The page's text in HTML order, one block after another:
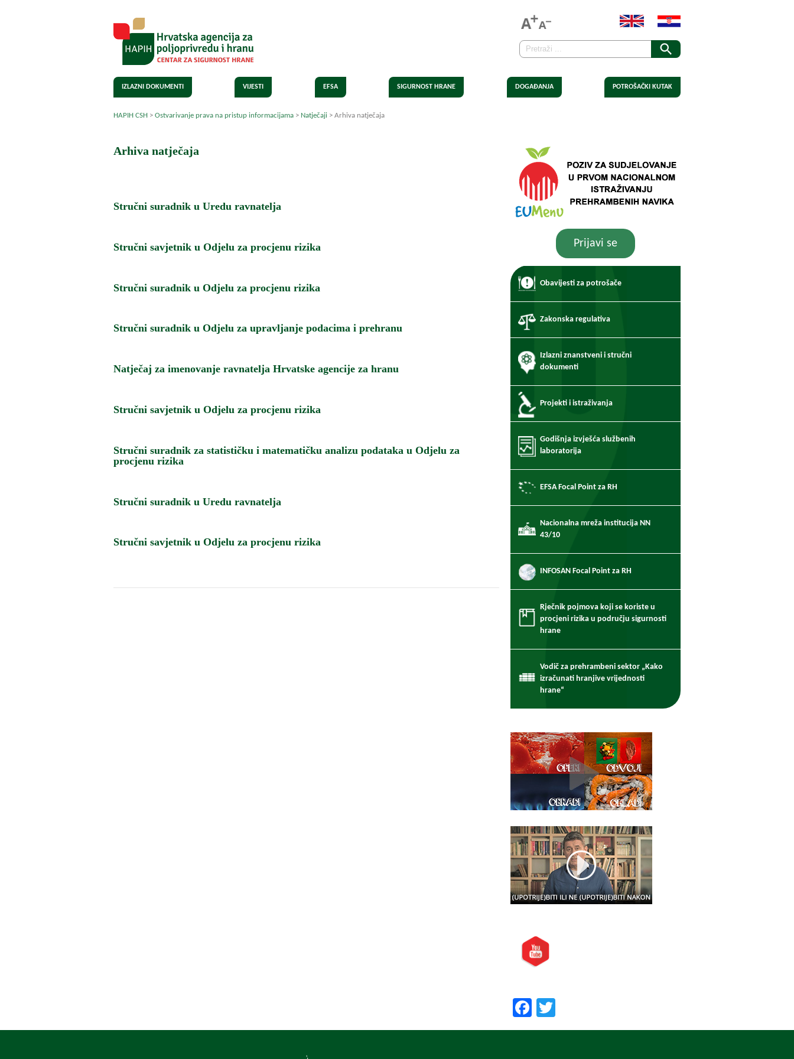
IZLAZNI DOKUMENTI VIJESTI EFSA SIGURNOST HRANE DOGAĐANJA POTROŠAČKI KUTAK
HAPIH CSH > Ostvarivanje prava na pristup informacijama > Natječaji > Arhiva natječaja
Arhiva natječaja
Stručni suradnik u Uredu ravnatelja
Stručni savjetnik u Odjelu za procjenu rizika
Stručni suradnik u Odjelu za procjenu rizika
Stručni suradnik u Odjelu za upravljanje podacima i prehranu
Natječaj za imenovanje ravnatelja Hrvatske agencije za hranu
Stručni savjetnik u Odjelu za procjenu rizika
Stručni suradnik za statističku i matematičku analizu podataka u Odjelu za
procjenu rizika
Stručni suradnik u Uredu ravnatelja
Stručni savjetnik u Odjelu za procjenu rizika
Prijavi se
Obavijesti za potrošače
Zakonska regulativa
Izlazni znanstveni i stručni
dokumenti
Projekti i istraživanja
Godišnja izvješća službenih
laboratorija
EFSA Focal Point za RH
Nacionalna mreža institucija NN
43/10
INFOSAN Focal Point za RH
Rječnik pojmova koji se koriste u
procjeni rizika u području sigurnosti
hrane
Vodič za prehrambeni sektor „Kako
izračunati hranjive vrijednosti
hrane“
Facebook